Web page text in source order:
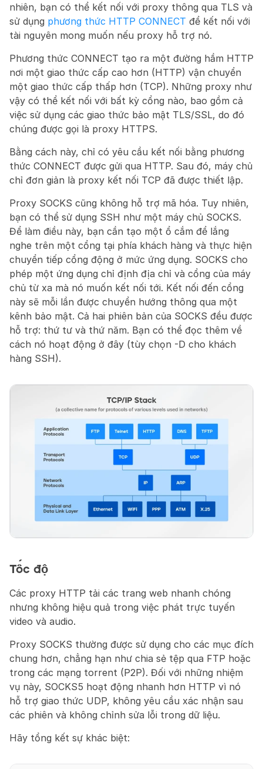
nhiên, bạn có thể kết nối với proxy thông qua TLS và
sử dụng phương thức HTTP CONNECT để kết nối với
tài nguyên mong muốn nếu proxy hỗ trợ nó.
Phương thức CONNECT tạo ra một đường hầm HTTP
nơi một giao thức cấp cao hơn (HTTP) vận chuyển
một giao thức cấp thấp hơn (TCP). Những proxy như
vậy có thể kết nối với bất kỳ cổng nào, bao gồm cả
việc sử dụng các giao thức bảo mật TLS/SSL, do đó
chúng được gọi là proxy HTTPS.
Bằng cách này, chỉ có yêu cầu kết nối bằng phương
thức CONNECT được gửi qua HTTP. Sau đó, máy chủ
chỉ đơn giản là proxy kết nối TCP đã được thiết lập.
Proxy SOCKS cũng không hỗ trợ mã hóa. Tuy nhiên,
bạn có thể sử dụng SSH như một máy chủ SOCKS.
Để làm điều này, bạn cần tạo một ổ cắm để lắng
nghe trên một cổng tại phía khách hàng và thực hiện
chuyển tiếp cổng động ở mức ứng dụng. SOCKS cho
phép một ứng dụng chỉ định địa chỉ và cổng của máy
chủ từ xa mà nó muốn kết nối tới. Kết nối đến cổng
này sẽ mỗi lần được chuyển hướng thông qua một
kênh bảo mật. Cả hai phiên bản của SOCKS đều được
hỗ trợ: thứ tư và thứ năm. Bạn có thể đọc thêm về
cách nó hoạt động ở đây (tùy chọn -D cho khách
hàng SSH).
Tốc độ
Các proxy HTTP tải các trang web nhanh chóng
nhưng không hiệu quả trong việc phát trực tuyến
video và audio.
Proxy SOCKS thường được sử dụng cho các mục đích
chung hơn, chẳng hạn như chia sẻ tệp qua FTP hoặc
trong các mạng torrent (P2P). Đối với những nhiệm
vụ này, SOCKS5 hoạt động nhanh hơn HTTP vì nó
hỗ trợ giao thức UDP, không yêu cầu xác nhận sau
các phiên và không chỉnh sửa lỗi trong dữ liệu.
Hãy tổng kết sự khác biệt: